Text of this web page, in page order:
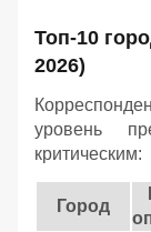
Топ-10
2026)
уровень
критическим:
Город